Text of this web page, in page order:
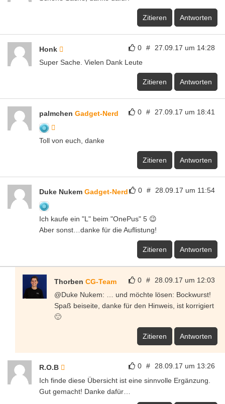
Zitieren Antworten
0 # 27.09.17 um 14:28
Honk
Super Sache. Vielen Dank Leute
Zitieren Antworten
0 # 27.09.17 um 18:41
palmchen Gadget-Nerd
Toll von euch, danke
Zitieren Antworten
0 # 28.09.17 um 11:54
Duke Nukem Gadget-Nerd
Ich kaufe ein "L" beim "OnePus" 5 😉
Aber sonst…danke für die Auflistung!
Zitieren Antworten
0 # 28.09.17 um 12:03
Thorben CG-Team
@Duke Nukem: … und möchte lösen: Bockwurst!
Spaß beiseite, danke für den Hinweis, ist korrigiert
🙂
Zitieren Antworten
0 # 28.09.17 um 13:26
R.O.B
Ich finde diese Übersicht ist eine sinnvolle Ergänzung.
Gut gemacht! Danke dafür…